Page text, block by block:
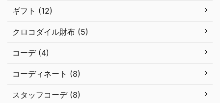
ギフト (12)
クロコダイル財布 (5)
コーデ (4)
コーディネート (8)
スタッフコーデ (8)